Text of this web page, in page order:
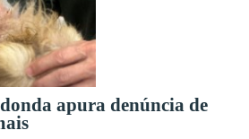
apura denúncia de